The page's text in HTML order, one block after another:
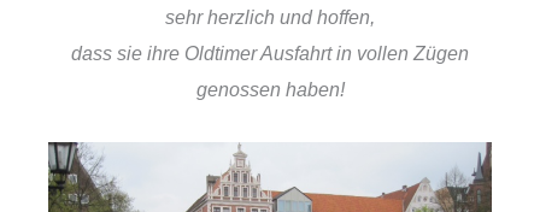
sehr herzlich und hoffen,
dass sie ihre Oldtimer Ausfahrt in vollen Zügen
genossen haben!